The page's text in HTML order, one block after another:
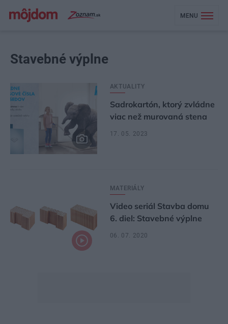
MENU
Stavebné výplne
AKTUALITY
Sadrokartón, ktorý zvládne
viac než murovaná stena
17. 05. 2023
MATERIÁLY
Video seriál Stavba domu
6. diel: Stavebné výplne
06. 07. 2020